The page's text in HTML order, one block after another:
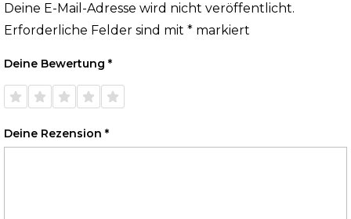
Deine E-Mail-Adresse wird nicht veröffentlicht.
Erforderliche Felder sind mit * markiert
Deine Bewertung *
1 von
5 Sternen
2 von
5 Sternen
3 von
5 Sternen
4 von
5 Sternen
5 von
5 Sternen
Deine Rezension *